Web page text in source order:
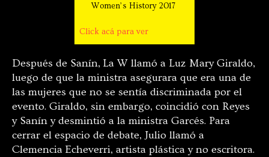
Women’s History 2017
Click acá para ver
Después de Sanín, La W llamó a Luz Mary Giraldo,
luego de que la ministra asegurara que era una de
las mujeres que no se sentía discriminada por el
evento. Giraldo, sin embargo, coincidió con Reyes
y Sanín y desmintió a la ministra Garcés. Para
cerrar el espacio de debate, Julio llamó a
Clemencia Echeverri, artista plástica y no escritora.